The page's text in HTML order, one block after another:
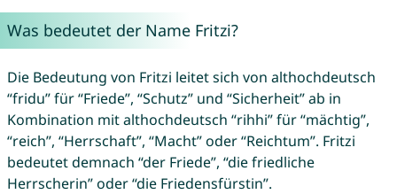
Was bedeutet der Name Fritzi?
Die Bedeutung von Fritzi leitet sich von althochdeutsch
“fridu” für “Friede”, “Schutz” und “Sicherheit” ab in
Kombination mit althochdeutsch “rihhi” für “mächtig”,
“reich”, “Herrschaft”, “Macht” oder “Reichtum”. Fritzi
bedeutet demnach “der Friede”, “die friedliche
Herrscherin” oder “die Friedensfürstin”.